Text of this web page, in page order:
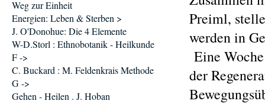
Preiml,
werden in
Eine
der
Weg zur Einheit
Energien: Leben & Sterben >
J. O'Donohue: Die 4 Elemente
W-D.Storl : Ethnobotanik - Heilkunde
F ->
C. Buckard : M. Feldenkrais Methode
G ->
Gehen - Heilen . J. Hoban